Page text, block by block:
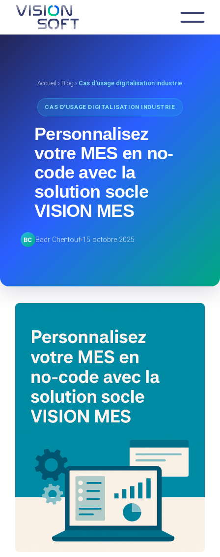
Accueil › Blog › Cas d'usage digitalisation industrie
CAS D'USAGE DIGITALISATION INDUSTRIE
Personnalisez
votre MES en no-
code avec la
solution socle
VISION MES
BC Badr Chentouf 15 octobre 2025